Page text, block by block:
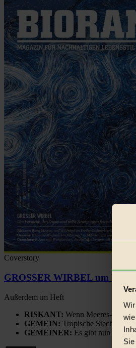
Coverstory
GROSSER WIRBEL um
Außerdem im Heft
RISKANT: Wenn Meeres- und
GEMEIN: Tropische
GEMEINER: Es gibt nun